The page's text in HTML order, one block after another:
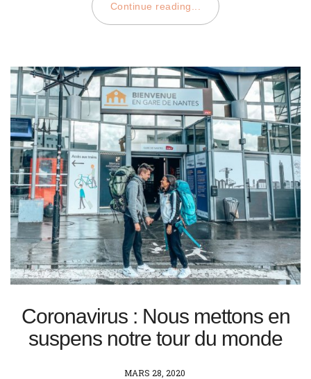
Continue reading...
Coronavirus : Nous mettons en
suspens notre tour du monde
POSTED
MARS 28, 2020